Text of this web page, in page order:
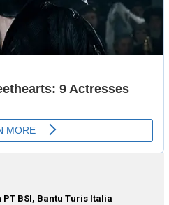
BSI, Bantu Turis Italia